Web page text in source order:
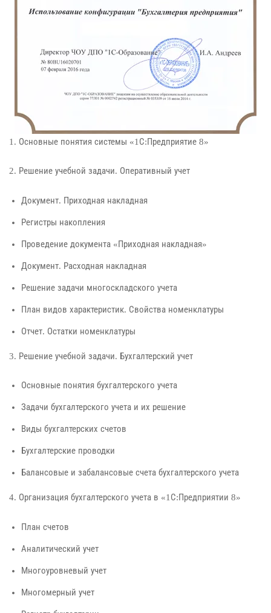
1. Основные понятия системы «1С:Предприятие 8»
2. Решение учебной задачи. Оперативный учет
Документ. Приходная накладная
Регистры накопления
Проведение документа «Приходная накладная»
Документ. Расходная накладная
Решение задачи многоскладского учета
План видов характеристик. Свойства номенклатуры
Отчет. Остатки номенклатуры
3. Решение учебной задачи. Бухгалтерский учет
Основные понятия бухгалтерского учета
Задачи бухгалтерского учета и их решение
Виды бухгалтерских счетов
Бухгалтерские проводки
Балансовые и забалансовые счета бухгалтерского учета
4. Организация бухгалтерского учета в «1С:Предприятии 8»
План счетов
Аналитический учет
Многоуровневый учет
Многомерный учет